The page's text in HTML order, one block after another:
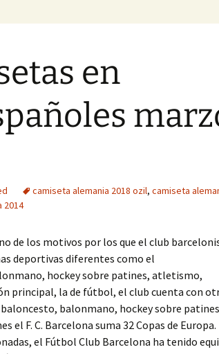
en
camiseta alemania 2018 ozil, camiseta
2014
de los motivos por los que el club
deportivas diferentes como el
hockey sobre patines, atletismo,
principal, la de fútbol, el club cuenta con
balonmano, hockey sobre
el F. C. Barcelona suma 32 Copas de Europa.
el Fútbol Club Barcelona ha tenido